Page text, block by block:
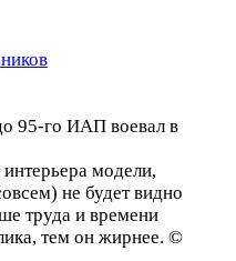
95-го ИАП воевал в
модели,
не будет видно
труда и времени
тем он жирнее. ©